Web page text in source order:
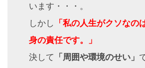
います・・・。
しかし 「私の人生がクソなの
身の責任です。」
決して 「周囲や環境のせい」